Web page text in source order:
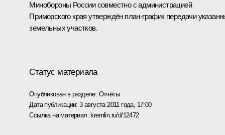
Минобороны России совместно с администрацией
Приморского края утверждён план-график передачи
земельных участков.
Статус материала
Опубликован в разделе: Отчёты
Дата публикации:3 августа 2011 года, 17:00
Ссылка на материал:kremlin.ru/d/12472